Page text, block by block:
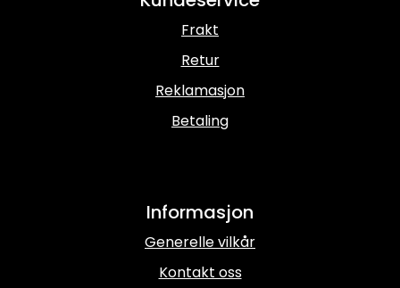
Frakt
Retur
Reklamasjon
Betaling
Informasjon
Generelle vilkår
Kontakt oss